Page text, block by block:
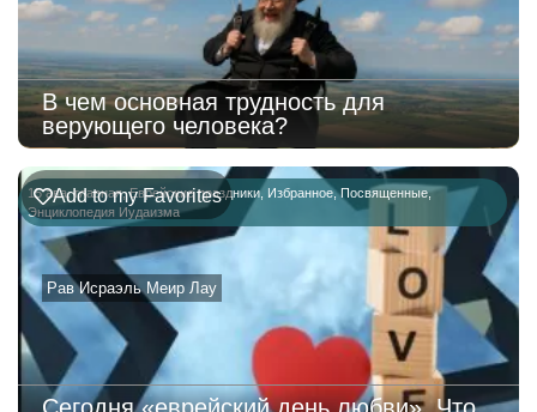
В чем основная трудность для
верующего человека?
15 ава,главная,Еврейские праздники, Избранное,Посвященные,
Энциклопедия Иудаизма
Рав Исраэль Меир Лау
Add to my Favorites
Сегодня «еврейский день любви». Что